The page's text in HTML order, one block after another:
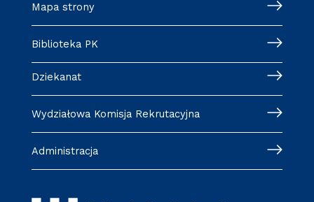
Mapa strony
Biblioteka PK
Dziekanat
Wydziałowa Komisja Rekrutacyjna
Administracja